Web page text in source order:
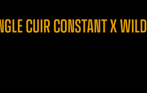
CUIR CONSTANT X WILD